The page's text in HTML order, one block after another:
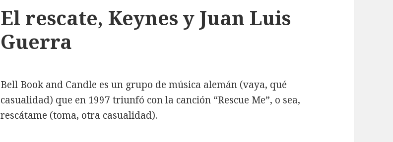
El rescate, Keynes y Juan Luis
Guerra
Bell Book and Candle es un grupo de música alemán (vaya, qué
casualidad) que en 1997 triunfó con la canción “Rescue Me”, o sea,
rescátame (toma, otra casualidad).